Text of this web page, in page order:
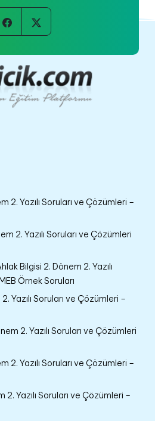
2. Yazılı Soruları ve Çözümleri –
2. Yazılı Soruları ve Çözümleri
Bilgisi 2. Dönem 2. Yazılı
Örnek Soruları
2. Yazılı Soruları ve Çözümleri –
2. Yazılı Soruları ve Çözümleri
2. Yazılı Soruları ve Çözümleri –
2. Yazılı Soruları ve Çözümleri –